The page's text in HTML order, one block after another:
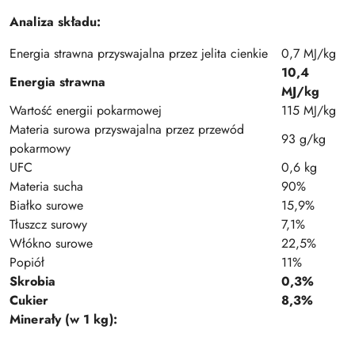
Analiza składu:
Energia strawna przyswajalna przez jelita cienkie
0,7 MJ/kg
Energia strawna
10,4
MJ/kg
Wartość energii pokarmowej
115 MJ/kg
Materia surowa przyswajalna przez przewód
pokarmowy
93 g/kg
UFC
0,6 kg
Materia sucha
90%
Białko surowe
15,9%
Tłuszcz surowy
7,1%
Włókno surowe
22,5%
Popiół
11%
Skrobia
0,3%
Cukier
8,3%
Minerały (w 1 kg):